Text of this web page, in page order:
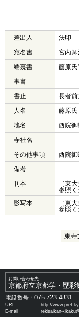
差出人
法印
宛名書
宮内
端裏書
藤原
事書
書止
長者
人名
藤原
地名
西院御
寺社名
その他事項
西院
備考
刊本
（東
参照く
影写本
（東
参照く
東寺
お問い合わせ先
京都府立京都学・歴彩
電話番号：075-723-4831
URL ：
http://
E-mail：
rekisaikan-